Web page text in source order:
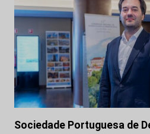
Sociedade Portuguesa de